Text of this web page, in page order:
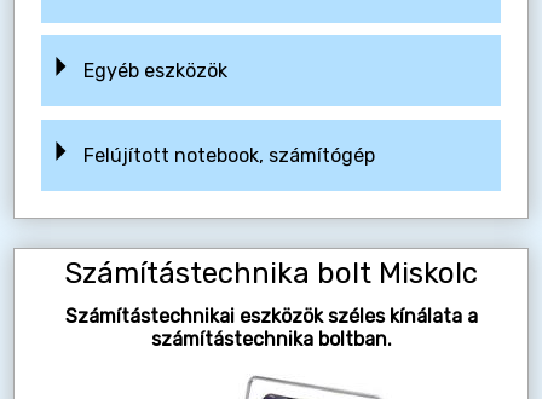
Egyéb eszközök
Felújított notebook, számítógép
Számítástechnika bolt Miskolc
Számítástechnikai eszközök széles kínálata a
számítástechnika boltban.